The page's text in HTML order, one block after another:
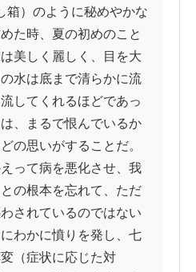
た時、夏の初めのこと
美しく麗しく、目を大
水は底まで清らかに流
してくれるほどであっ
、まるで恨んでいるか
の思いがすることだ。
って病を悪化させ、我
の根本を忘れて、ただ
されているのではない
わかに憤りを発し、七
（症状に応じた対